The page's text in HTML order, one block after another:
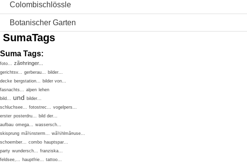
Colombischlössle
Botanischer Garten
SumaTags
Suma Tags:
foto... zã¤hringer...
gerichtsv... gerberau... bilder...
decke bergstation... bilder von...
fasnachts... alpen lehen
bild... und bilder...
schluchsee... fotostrec... vogelpers...
erster posterdru... bild der...
aufbau omega... wassersch...
skisprung mã½nsterm... wã½hlmã¤use...
schoember... combo hauptspar...
party wundersch... franziska...
feldsee,... hauptfrie... tattoo...